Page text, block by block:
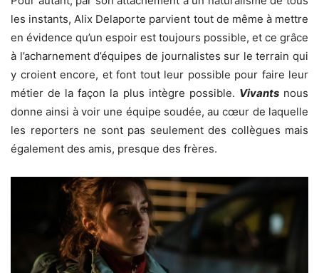
les instants, Alix Delaporte parvient tout de même à mettre
en évidence qu’un espoir est toujours possible, et ce grâce
à l’acharnement d’équipes de journalistes sur le terrain qui
y croient encore, et font tout leur possible pour faire leur
métier de la façon la plus intègre possible. Vivantsnous
donne ainsi à voir une équipe soudée, au cœur de laquelle
les reporters ne sont pas seulement des collègues mais
également des amis, presque des frères.